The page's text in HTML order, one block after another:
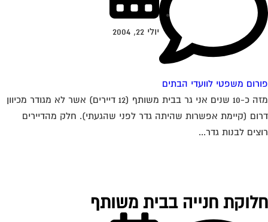
משפטי לוועדי הבתים
יולי 22, 2004
מזה כ-10 שנים אני גר בבית משותף (12 דיירים) אשר לא מגודר מכיוון
(קיימת אפשרות שהיתה גדר לפני שהגעתי). חלק מהדיירים
לבנות גדר...
חנייה בבית משותף